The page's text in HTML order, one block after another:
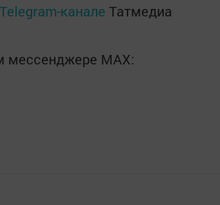
Telegram-канале Татмедиа
мессенджере MАХ: